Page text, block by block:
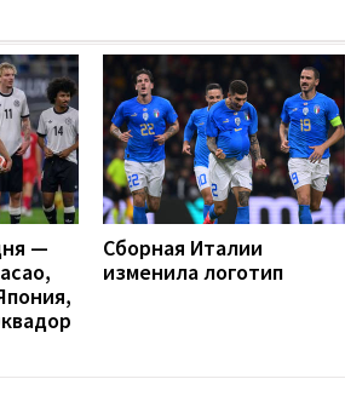
—
Сборная Италии
изменила логотип